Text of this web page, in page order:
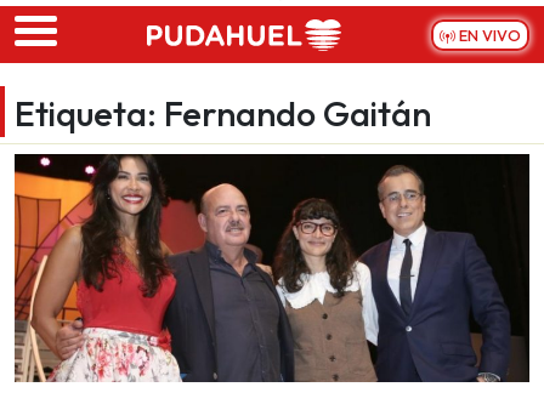
Skip to main content
EN VIVO
Etiqueta: Fernando Gaitán